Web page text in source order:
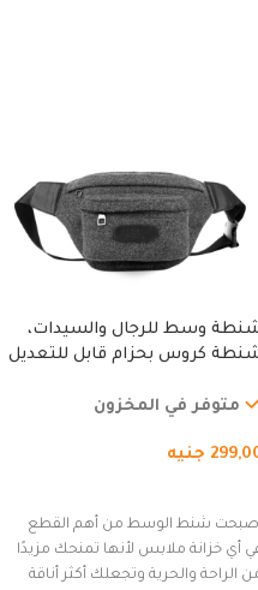
وسط للرجال والسيدات،
كروس بحزام قابل للتعديل
الجري العادي، المشي
متوفر في المخزون
جنيه
شنط الوسط من أهم القطع
أي خزانة ملابس لأنها تمنحك مزيدًا
الراحة والحرية وتجعلك أكثر أناقة